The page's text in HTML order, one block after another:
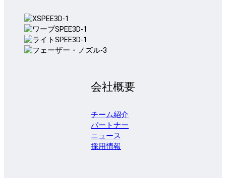
会社概要
チーム紹介
パートナー
ニュース
採用情報